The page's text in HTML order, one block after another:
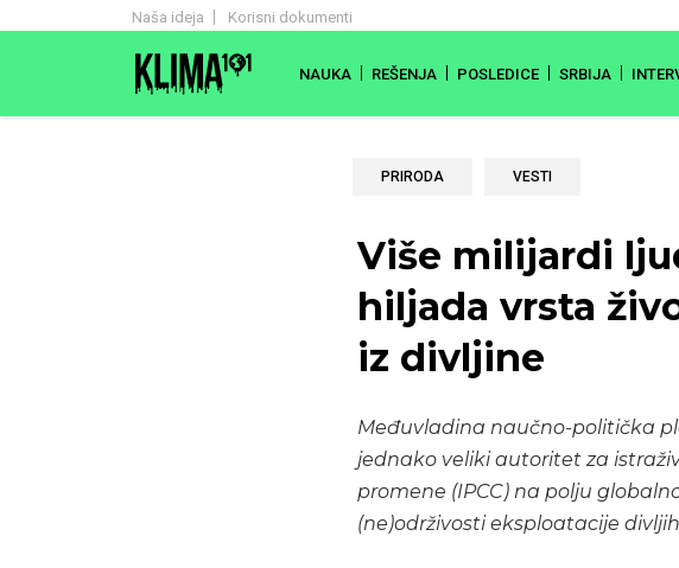
Naša ideja Korisni dokumenti
NAUKA REŠENJA POSLEDICE SRBIJA
PRIRODA VESTI
Više milijardi
hiljada vrsta
iz divljine
Međuvladina naučno-politička
jednako veliki autoritet za
promene (IPCC) na polju
(ne)održivosti eksploatacije